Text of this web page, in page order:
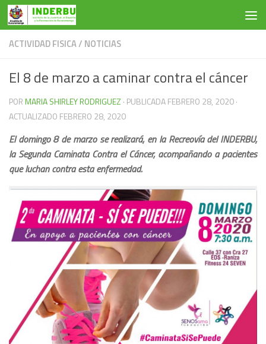
Saltar al contenido
ACTIVIDAD FISICA/ NOTICIAS
El 8 de marzo a caminar contra el cáncer
PORMARIA SHIRLEY RODRIGUEZ · PUBLICADAFEBRERO 28, 2020·
ACTUALIZADO FEBRERO 28, 2020
El domingo 8 de marzo se realizará, en la Recreovía del INDERBU,
la Segunda Caminata Contra el Cáncer, acompañando a pacientes
que luchan contra esta enfermedad.